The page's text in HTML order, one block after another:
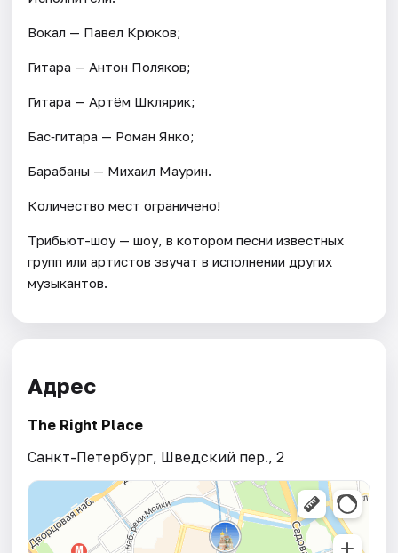
Вокал — Павел Крюков;
Гитара — Антон Поляков;
Гитара — Артём Шклярик;
Бас‑гитара — Роман Янко;
Барабаны — Михаил Маурин.
Количество мест ограничено!
Трибьют-шоу — шоу, в котором песни известных
групп или артистов звучат в исполнении других
музыкантов.
Адрес
The Right Place
Санкт-Петербург, Шведский пер., 2